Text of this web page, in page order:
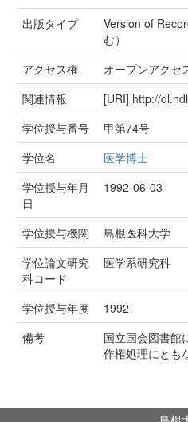
出版タイプ
Version of
む）
アクセス権
オープンアクセ
関連情報
[URI] http://
学位授与番号
甲第74号
学位名
医学博士
学位授与年月
日
1992-06-03
学位授与機関
島根医科大学
学位論文研究
科コード
医学系研究科
学位授与年度
1992
備考
国立国会図書館
作権処理にとも